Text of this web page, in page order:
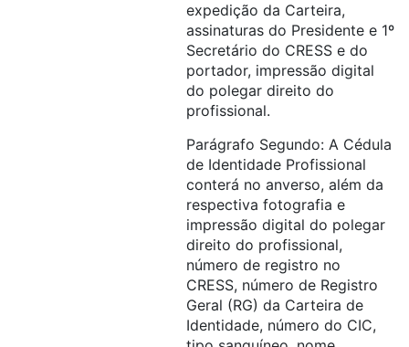
expedição da Carteira,
assinaturas do Presidente e 1º
Secretário do CRESS e do
portador, impressão digital
do polegar direito do
profissional.
Parágrafo Segundo: A Cédula
de Identidade Profissional
conterá no anverso, além da
respectiva fotografia e
impressão digital do polegar
direito do profissional,
número de registro no
CRESS, número de Registro
Geral (RG) da Carteira de
Identidade, número do CIC,